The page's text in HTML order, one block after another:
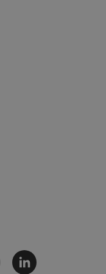
LinkedIn